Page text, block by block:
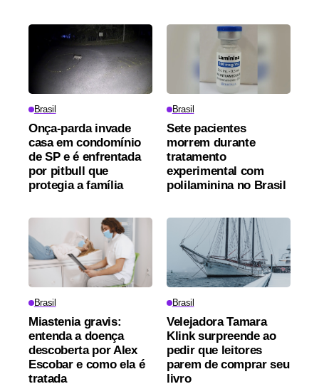
Brasil
Onça-parda invade
casa em condomínio
de SP e é enfrentada
por pitbull que
protegia a família
Brasil
Sete pacientes
morrem durante
tratamento
experimental com
polilaminina no Brasil
Brasil
Miastenia gravis:
entenda a doença
descoberta por Alex
Escobar e como ela é
tratada
Brasil
Velejadora Tamara
Klink surpreende ao
pedir que leitores
parem de comprar seu
livro